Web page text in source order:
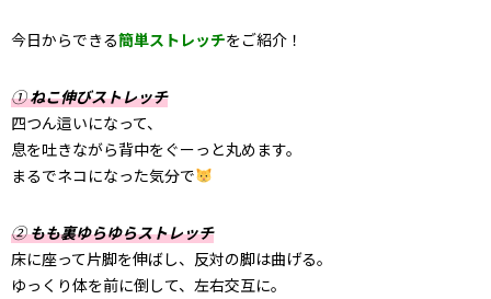
今日からできる簡単ストレッチをご紹介！
①ねこ伸びストレッチ
四つん這いになって、
息を吐きながら背中をぐーっと丸めます。
まるでネコになった気分で
②もも裏ゆらゆらストレッチ
床に座って片脚を伸ばし、反対の脚は曲げる。
ゆっくり体を前に倒して、左右交互に。